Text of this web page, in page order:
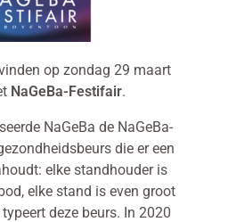
op zondag 29 maart
NaGeBa-Festifair.
NaGeBa de NaGeBa-
die er een
elke standhouder is
elke stand is even groot
deze beurs. In 2020